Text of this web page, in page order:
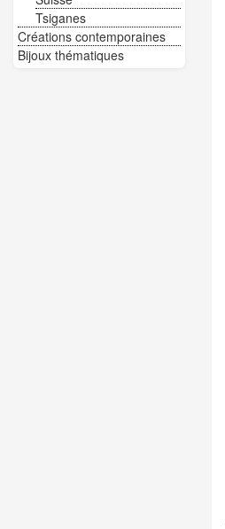
Tsiganes
Créations contemporaines
Bijoux thématiques